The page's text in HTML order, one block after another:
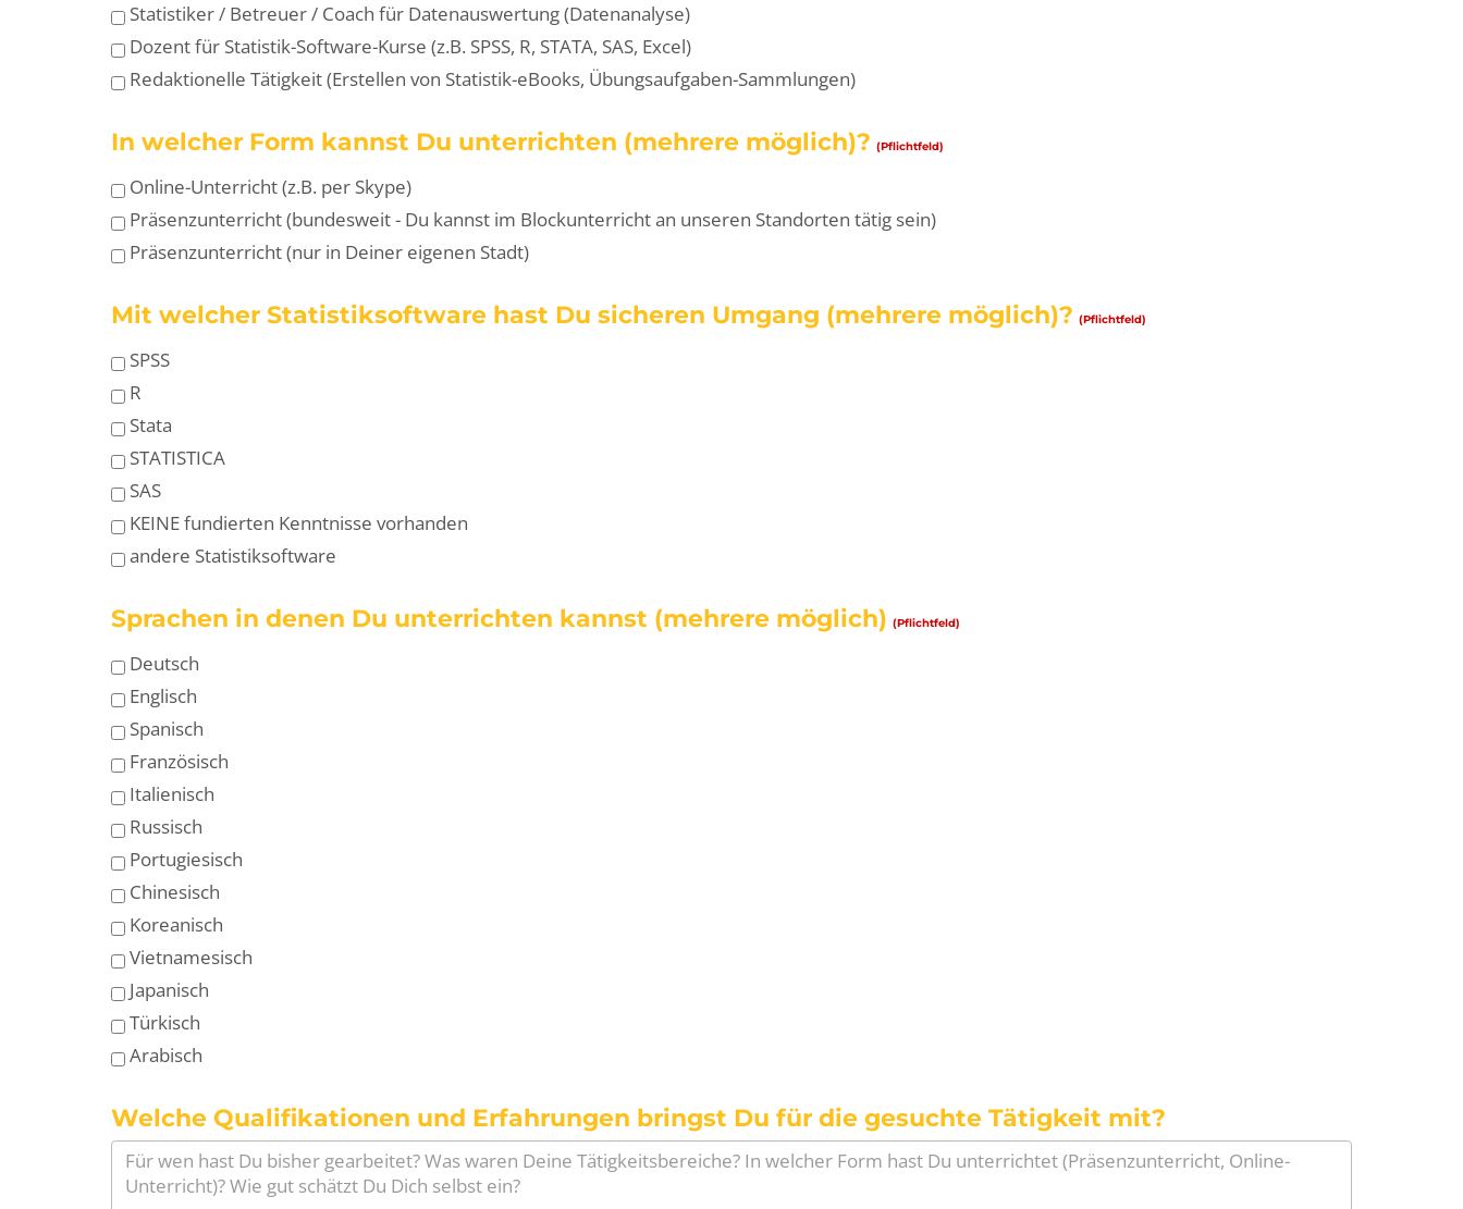
Statistiker / Betreuer / Coach für Datenauswertung (Datenanalyse)
Dozent für Statistik-Software-Kurse (z.B. SPSS, R, STATA, SAS, Excel)
Redaktionelle Tätigkeit (Erstellen von Statistik-eBooks, Übungsaufgaben-Sammlungen)
In welcher Form kannst Du unterrichten (mehrere möglich)? (Pflichtfeld)
Online-Unterricht (z.B. per Skype)
Präsenzunterricht (bundesweit - Du kannst im Blockunterricht an unseren Standorten tätig sein)
Präsenzunterricht (nur in Deiner eigenen Stadt)
Mit welcher Statistiksoftware hast Du sicheren Umgang (mehrere möglich)? (Pflichtfeld)
SPSS
R
Stata
STATISTICA
SAS
KEINE fundierten Kenntnisse vorhanden
andere Statistiksoftware
Sprachen in denen Du unterrichten kannst (mehrere möglich) (Pflichtfeld)
Deutsch
Englisch
Spanisch
Französisch
Italienisch
Russisch
Portugiesisch
Chinesisch
Koreanisch
Vietnamesisch
Japanisch
Türkisch
Arabisch
Welche Qualifikationen und Erfahrungen bringst Du für die gesuchte Tätigkeit mit?